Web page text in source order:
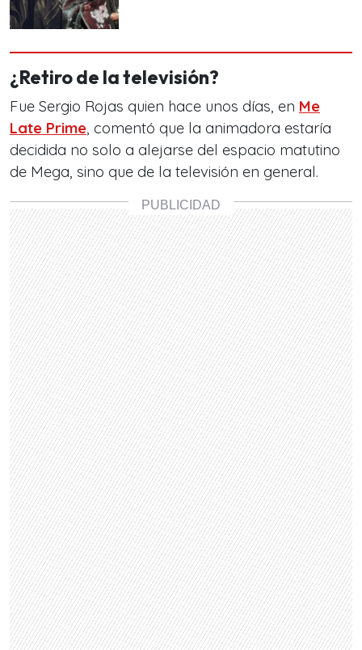
¿Retiro de la televisión?
Fue Sergio Rojas quien hace unos días, en Me
Late Prime, comentó que la animadora estaría
decidida no solo a alejarse del espacio matutino
de Mega, sino que de la televisión en general.